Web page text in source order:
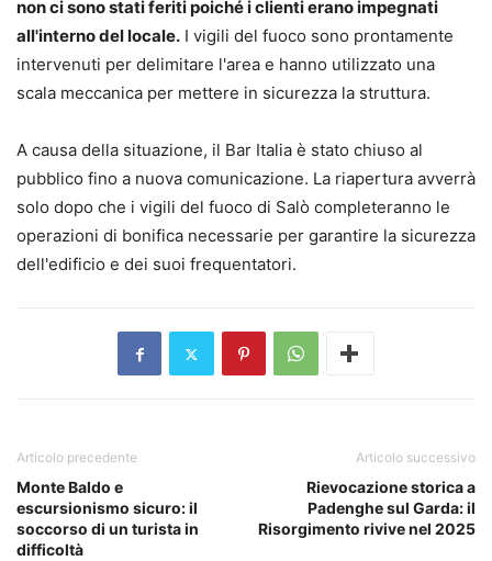
non ci sono stati feriti poiché i clienti erano impegnati
all'interno del locale. I vigili del fuoco sono prontamente
intervenuti per delimitare l'area e hanno utilizzato una
scala meccanica per mettere in sicurezza la struttura.
A causa della situazione, il Bar Italia è stato chiuso al
pubblico fino a nuova comunicazione. La riapertura avverrà
solo dopo che i vigili del fuoco di Salò completeranno le
operazioni di bonifica necessarie per garantire la sicurezza
dell'edificio e dei suoi frequentatori.
Articolo precedente
Monte Baldo e
escursionismo sicuro: il
soccorso di un turista in
difficoltà
Articolo successivo
Rievocazione storica a
Padenghe sul Garda: il
Risorgimento rivive nel 2025